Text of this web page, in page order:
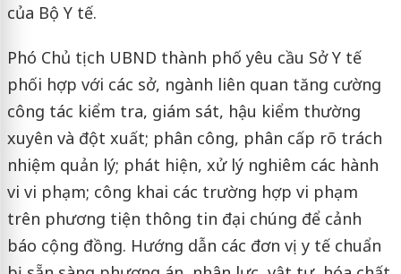
của Bộ Y tế.
Phó Chủ tịch UBND thành phố yêu cầu Sở Y tế
phối hợp với các sở, ngành liên quan tăng cường
công tác kiểm tra, giám sát, hậu kiểm thường
xuyên và đột xuất; phân công, phân cấp rõ trách
nhiệm quản lý; phát hiện, xử lý nghiêm các hành
vi vi phạm; công khai các trường hợp vi phạm
trên phương tiện thông tin đại chúng để cảnh
báo cộng đồng. Hướng dẫn các đơn vị y tế chuẩn